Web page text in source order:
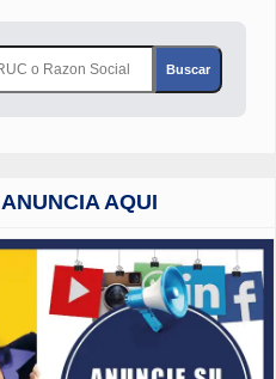
ANUNCIA AQUI